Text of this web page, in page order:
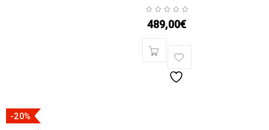
489,00€
-20%